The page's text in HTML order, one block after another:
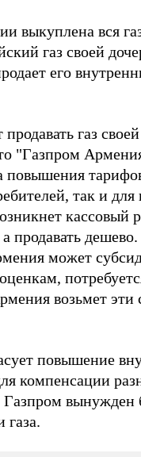
выкуплена вся
газ своей
его
газ
"Газпром
повышения
так и для
кассовый
продавать
может
возьмет эти
повышение
компенсации
вынужден
газа.